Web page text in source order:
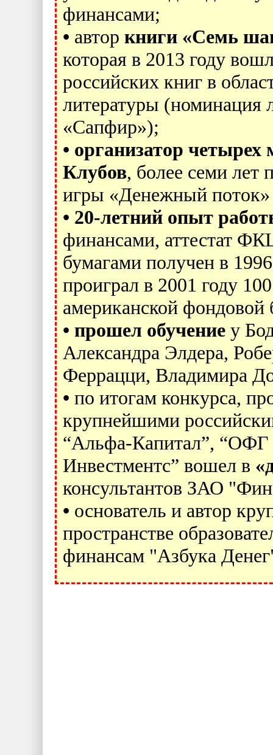
финансами;
• автор книги «Семь
которая в 2013 году
российских книг в
литературы (номинация
«Сапфир»);
• организатор
Клубов, более семи лет
игры «Денежный поток»
• 20-летний опыт
финансами, аттестат
бумагами получен в
проиграл в 2001 году
американской
• прошел обучение у
Александра Элдера,
Феррацци, Владимира
• по итогам конкурса,
крупнейшими
“Альфа-Капитал”,
Инвестментс” вошел в
консультантов ЗАО
• основатель и автор
пространстве
финансам "Азбука